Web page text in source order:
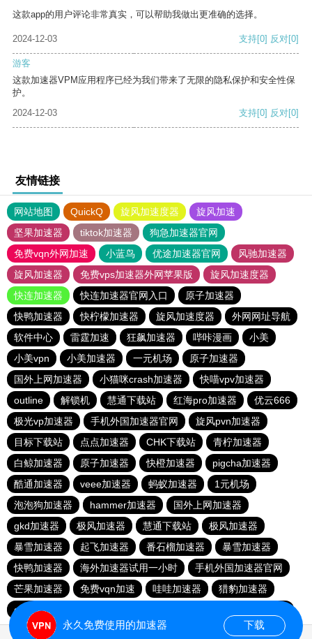
这款app的用户评论非常真实，可以帮助我做出更准确的选择。
2024-12-03 支持[0] 反对[0]
游客
这款加速器VPM应用程序已经为我们带来了无限的隐私保护和安全性保
护。
2024-12-03
支持[0] 反对[0]
友情链接
网站地图 QuickQ 旋风加速度器
旋风加速
坚果加速器
tiktok加速器
狗急加速器官网
免费vqn外网加速
小蓝鸟 优途加速器官网
风驰加速器
旋风加速器
免费vps加速器外网苹果版
旋风加速度器
快连加速器
快连加速器官网入口
原子加速器
快鸭加速器
快柠檬加速器 旋风加速度器
外网网址导航
软件中心
雷霆加速 狂飙加速器 哔咔漫画
小美
小美vpn
小美加速器 一元机场
原子加速器
国外上网加速器
小猫咪crash加速器
快喵vpv加速器
outline
解锁机 慧通下载站 红海pro加速器
优云666
极光vp加速器
手机外国加速器官网
旋风pvn加速器
目标下载站
点点加速器 CHK下载站
青柠加速器
白鲸加速器
原子加速器 快橙加速器
pigcha加速器
酷通加速器
veee加速器 蚂蚁加速器
1元机场
泡泡狗加速器
hammer加速器
国外上网加速器
gkd加速器
极风加速器 慧通下载站
极风加速器
暴雪加速器
起飞加速器 番石榴加速器
暴雪加速器
快鸭加速器
海外加速器试用一小时
手机外国加速器官网
芒果加速器
免费vqn加速 哇哇加速器
猎豹加速器
gkd加速器
永久免费使用的加速器 下载